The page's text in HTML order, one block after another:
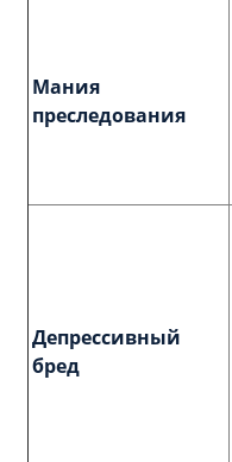
Мания
преследования
Депрессивный
бред